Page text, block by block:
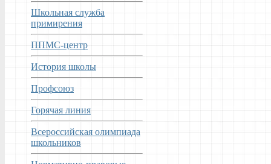
Школьная служба
примирения
ППМС-центр
История школы
Профсоюз
Горячая линия
Всероссийская олимпиада
школьников